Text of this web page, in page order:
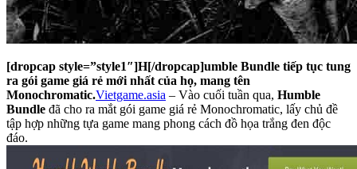
[dropcap style=”style1″]H[/dropcap]umble Bundle tiếp tục tung
ra gói game giá rẻ mới nhất của họ, mang tên
Monochromatic.Vietgame.asia – Vào cuối tuần qua, Humble
Bundle đã cho ra mắt gói game giá rẻ Monochromatic, lấy chủ đề
tập hợp những tựa game mang phong cách đồ họa trắng đen độc
đáo.